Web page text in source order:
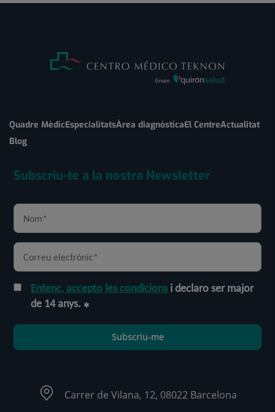
Quadre MèdicEspecialitatsÀrea diagnòsticaEl CentreActualitat
Blog
Subscriu-te a la nostra Newsletter
Entenc, accepto les condicions i declaro ser major
de 14 anys.
Subscriu-me
Carrer de Vilana, 12, 08022 Barcelona